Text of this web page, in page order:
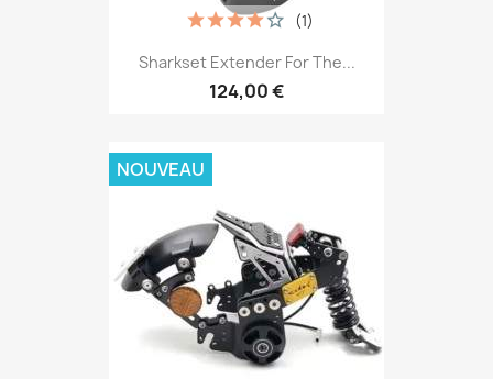
Sharkset Extender For The...
124,00 €
(1)
NOUVEAU